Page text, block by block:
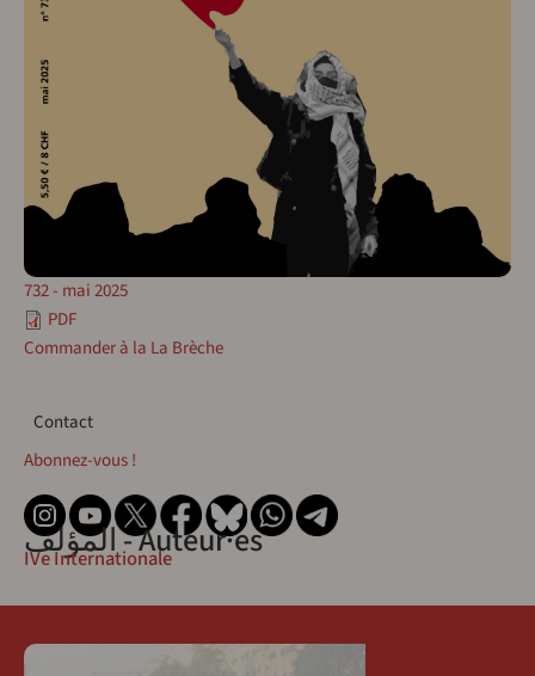
732 - mai 2025
PDF
Commander à la La Brèche
Contact
Contact
Abonnez-vous !
المؤلف - Auteur·esIVe Internationale